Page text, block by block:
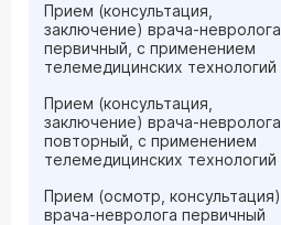
Прием (консультация,
заключение) врача-невролога
первичный, с применением
телемедицинских технологий
Прием (консультация,
заключение) врача-невролога
повторный, с применением
телемедицинских технологий
Прием (осмотр, консультация)
врача-невролога первичный